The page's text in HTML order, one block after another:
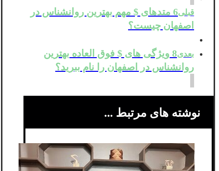
قبلی
6 متدهای $ مهم بهترین روانشناس در
اصفهان چیست؟
بعدی
8 ویژگی های $ فوق العاده بهترین
روانشناس در اصفهان را نام ببرید؟
نوشته های مرتبط ...